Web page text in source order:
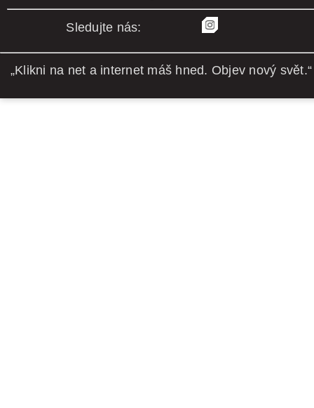
Sledujte nás:
„Klikni na net a internet máš hned. Objev nový svět.“